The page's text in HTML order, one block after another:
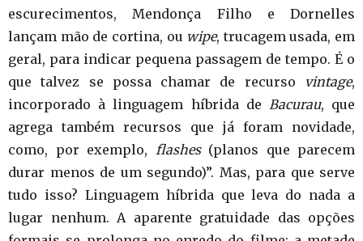
escurecimentos, Mendonça Filho e Dornelles
lançam mão de cortina, ou wipe, trucagem usada, em
geral, para indicar pequena passagem de tempo. É o
que talvez se possa chamar de recurso vintage,
incorporado à linguagem híbrida de Bacurau, que
agrega também recursos que já foram novidade,
como, por exemplo,
flashes(planos que parecem
durar menos de um segundo)”. Mas, para que serve
tudo isso? Linguagem híbrida que leva do nada a
lugar nenhum. A aparente gratuidade das opções